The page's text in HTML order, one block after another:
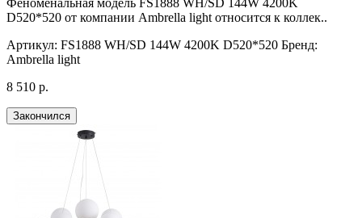
Феноменальная модель FS1888 WH/SD 144W 4200K
D520*520 от компании Ambrella light относится к коллек..
Артикул: FS1888 WH/SD 144W 4200K D520*520 Бренд:
Ambrella light
8 510 р.
Закончился